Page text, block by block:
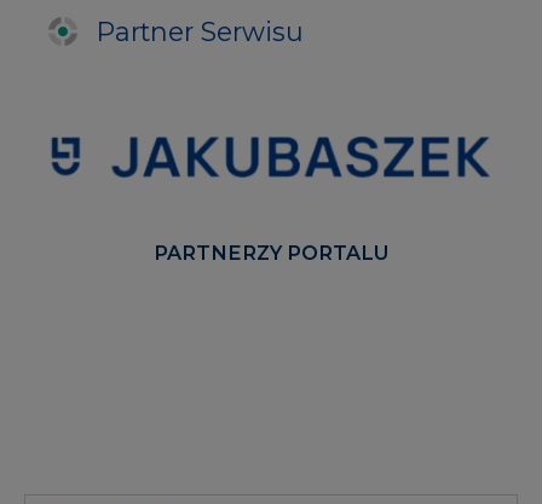
Partner Serwisu
PARTNERZY PORTALU